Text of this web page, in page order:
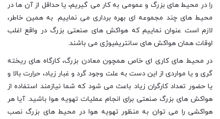
را در محیط های بزرگ و عمومی به کار می گیریم، یا حداقل از آن ها در
محیط های چند مجموعه ای بهره برداری می نماییم. به همین خاطر،
لازم است عنوان نماییم که هواکش های صنعتی بزرگ در واقع اغلب
اوقات همان هواکش های سانتریفیوژی می باشند.
در محیط های کاری ای خاص همچون معادن بزرگ، کارگاه های ریخته
گری و یا مواردی از این دست به علت وجود گرد و غبار زیاد، حرارت بالا و
یا حضور تعداد کارگران زیاد باعث می شود که شما نیازمند استفاده از
هواکش های بزرگ صنعتی برای انجام عملیات تهویه هوا باشید. آیا هر
هواکشی را می توان به منظور تهویه هوا در محیط های بزرگ نصب